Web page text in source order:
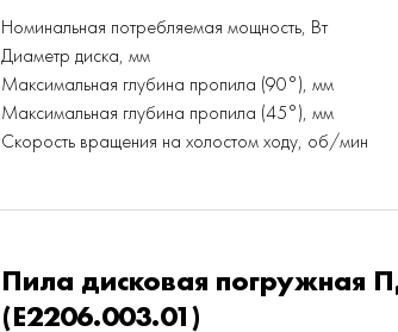
Номинальная потребляемая мощность, Вт
Диаметр диска, мм
Максимальная глубина пропила (90°), мм
Максимальная глубина пропила (45°), мм
Скорость вращения на холостом ходу, об/мин
Пила дисковая погружная
(E2206.003.01)